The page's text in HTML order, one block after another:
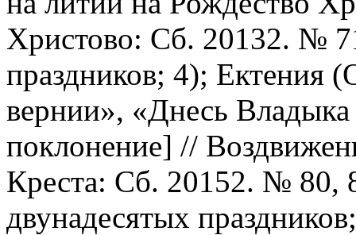
Христово: Сб. 20132. №
праздников; 4); Ектения
вернии», «Днесь
поклонение] //
Креста: Сб. 20152. № 80,
двунадесятых